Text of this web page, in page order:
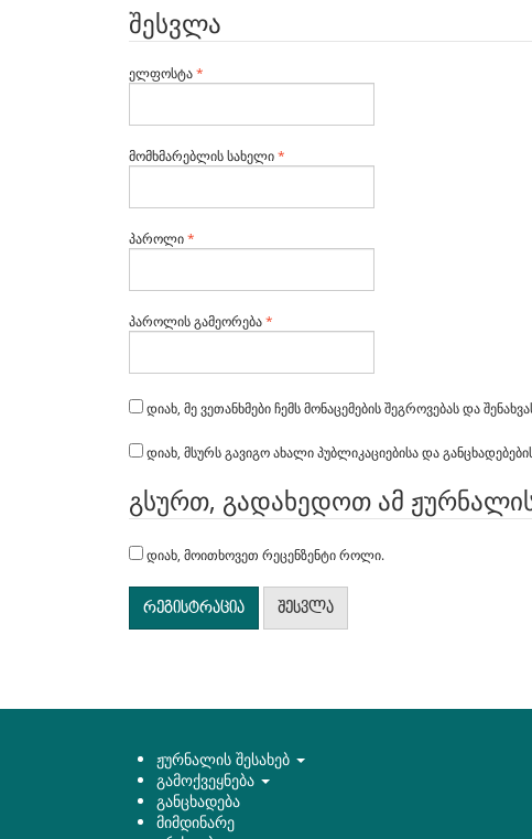
შესვლა
ელფოსტა*
მომხმარებლის სახელი*
პაროლი*
პაროლის გამეორება*
დიახ, მე ვეთანხმები ჩემს მონაცემების შეგროვებას და
დიახ, მსურს გავიგო ახალი პუბლიკაციებისა და
გსურთ, გადახედოთ ამ
დიახ, მოითხოვეთ რეცენზენტი როლი.
რეგისტრაცია შესვლა
ჟურნალის შესახებ
გამოქვეყნება
განცხადება
მიმდინარე